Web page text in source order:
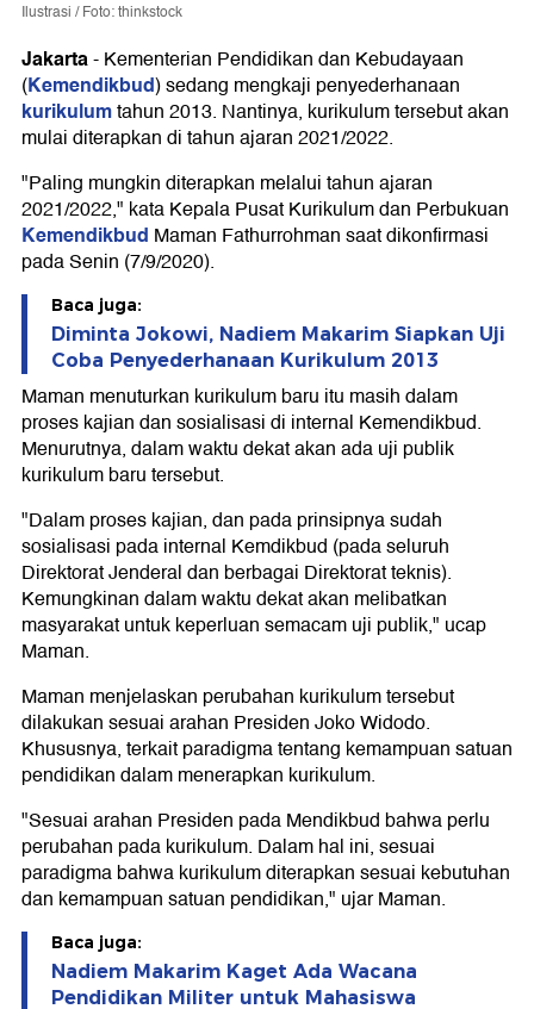
Ilustrasi / Foto: thinkstock
Jakarta-Kementerian Pendidikan dan Kebudayaan
(Kemendikbud) sedang mengkaji penyederhanaan
kurikulumtahun 2013. Nantinya, kurikulum tersebut akan
mulai diterapkan di tahun ajaran 2021/2022.
"Paling mungkin diterapkan melalui tahun ajaran
2021/2022," kata Kepala Pusat Kurikulum dan Perbukuan
Kemendikbud Maman Fathurrohman saat dikonfirmasi
pada Senin (7/9/2020).
Baca juga:
Diminta Jokowi, Nadiem Makarim Siapkan Uji
Coba Penyederhanaan Kurikulum 2013
Maman menuturkan kurikulum baru itu masih dalam
proses kajian dan sosialisasi di internal Kemendikbud.
Menurutnya, dalam waktu dekat akan ada uji publik
kurikulum baru tersebut.
"Dalam proses kajian, dan pada prinsipnya sudah
sosialisasi pada internal Kemdikbud (pada seluruh
Direktorat Jenderal dan berbagai Direktorat teknis).
Kemungkinan dalam waktu dekat akan melibatkan
masyarakat untuk keperluan semacam uji publik," ucap
Maman.
Maman menjelaskan perubahan kurikulum tersebut
dilakukan sesuai arahan Presiden Joko Widodo.
Khususnya, terkait paradigma tentang kemampuan satuan
pendidikan dalam menerapkan kurikulum.
"Sesuai arahan Presiden pada Mendikbud bahwa perlu
perubahan pada kurikulum. Dalam hal ini, sesuai
paradigma bahwa kurikulum diterapkan sesuai kebutuhan
dan kemampuan satuan pendidikan," ujar Maman.
Baca juga:
Nadiem Makarim Kaget Ada Wacana
Pendidikan Militer untuk Mahasiswa